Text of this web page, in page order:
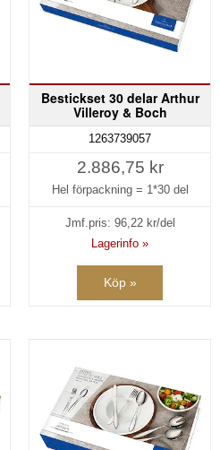
Bestickset 30 delar Arthur
Villeroy & Boch
1263739057
2.886,75 kr
Hel förpackning = 1*30 del
Jmf.pris: 96,22kr/del
Lagerinfo »
Köp »